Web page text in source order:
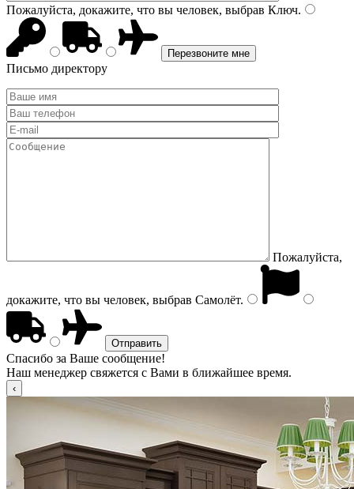
Пожалуйста, докажите, что вы человек, выбрав Ключ.
Письмо директору
Пожалуйста,
докажите, что вы человек, выбрав Самолёт.
Спасибо за Ваше сообщение!
Наш менеджер свяжется с Вами в ближайшее время.